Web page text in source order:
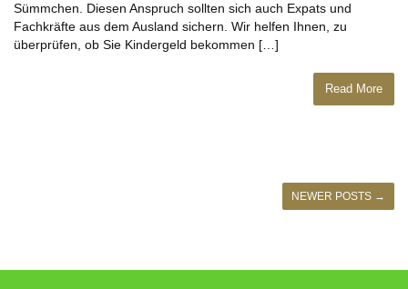
Sümmchen. Diesen Anspruch sollten sich auch Expats und
Fachkräfte aus dem Ausland sichern. Wir helfen Ihnen, zu
überprüfen, ob Sie Kindergeld bekommen […]
Read More
NEWER POSTS →